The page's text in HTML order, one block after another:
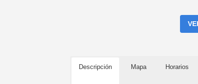
Descripción Mapa Horarios